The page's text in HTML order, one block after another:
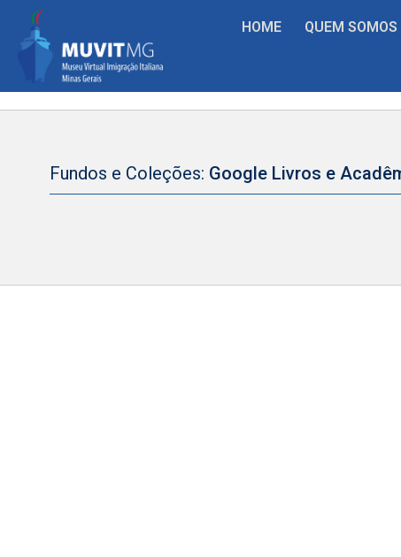
HOME QUEM SOMOS
Fundos e Coleções: Google Livros e